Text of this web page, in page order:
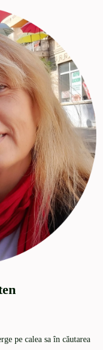
pe calea sa în căutarea